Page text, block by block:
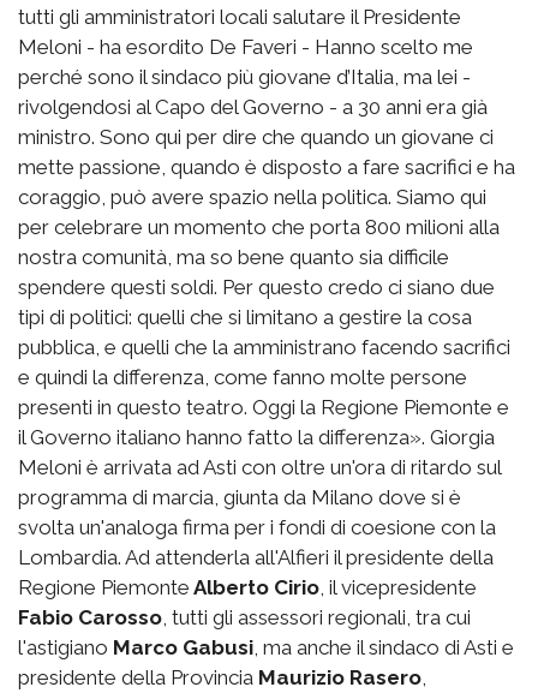
tutti gli amministratori locali salutare il Presidente
Meloni - ha esordito De Faveri - Hanno scelto me
perché sono il sindaco più giovane d’Italia, ma lei -
rivolgendosi al Capo del Governo - a 30 anni era già
ministro. Sono qui per dire che quando un giovane ci
mette passione, quando è disposto a fare sacrifici e ha
coraggio, può avere spazio nella politica. Siamo qui
per celebrare un momento che porta 800 milioni alla
nostra comunità, ma so bene quanto sia difficile
spendere questi soldi. Per questo credo ci siano due
tipi di politici: quelli che si limitano a gestire la cosa
pubblica, e quelli che la amministrano facendo sacrifici
e quindi la differenza, come fanno molte persone
presenti in questo teatro. Oggi la Regione Piemonte e
il Governo italiano hanno fatto la differenza». Giorgia
Meloni è arrivata ad Asti con oltre un'ora di ritardo sul
programma di marcia, giunta da Milano dove si è
svolta un'analoga firma per i fondi di coesione con la
Lombardia. Ad attenderla all'Alfieri il presidente della
Regione Piemonte Alberto Cirio , il vicepresidente
Fabio Carosso , tutti gli assessori regionali, tra cui
l'astigiano Marco Gabusi , ma anche il sindaco di Asti e
presidente della Provincia Maurizio Rasero